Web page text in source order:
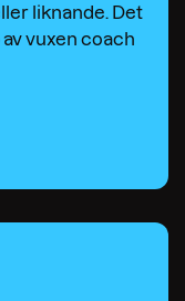
liknande. Det
vuxen coach